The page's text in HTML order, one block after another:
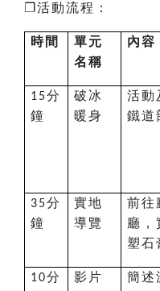
❐ 活動流程：
時間
單元
名稱
內容
15分
鐘
破冰
暖身
活動
鐵道
35分
鐘
實地
導覽
前往
廳，
塑石
10分
影片
簡述